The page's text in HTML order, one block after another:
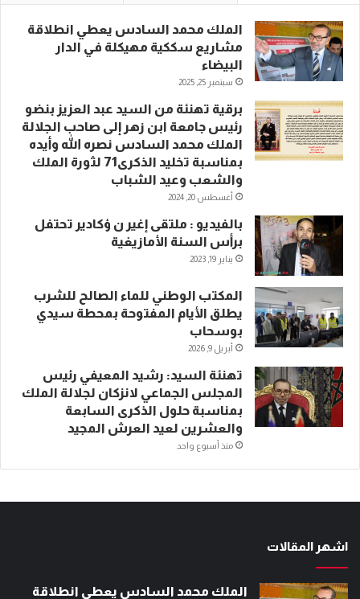
الملك محمد السادس يعطي انطلاقة
مشاريع سككية مهيكلة في الدار
البيضاء
سبتمبر 25, 2025
برقية تهنئة من السيد عبد العزيز بنضو
رئيس جامعة ابن زهر إلى صاحب الجلالة
الملك محمد السادس نصره الله وأيده
بمناسبة تخليد الذكرى71 لثورة الملك
والشعب وعيد الشباب
أغسطس 20, 2024
بالفيديو : ملتقى إغير ن ؤكادير تحتفل
برأس السنة الأمازيغية
يناير 19, 2023
المكتب الوطني للماء الصالح للشرب
يطلق الأيام المفتوحة بمحطة سيدي
بوسحاب
أبريل 9, 2026
تهنئة السيد: رشيد المعيفي رئيس
المجلس الجماعي لانزكان لجلالة الملك
بمناسبة حلول الذكرى السابعة
والعشرين لعيد العرش المجيد
منذ أسبوع واحد
اشهر المقالات
الملك محمد السادس يعطي انطلاقة